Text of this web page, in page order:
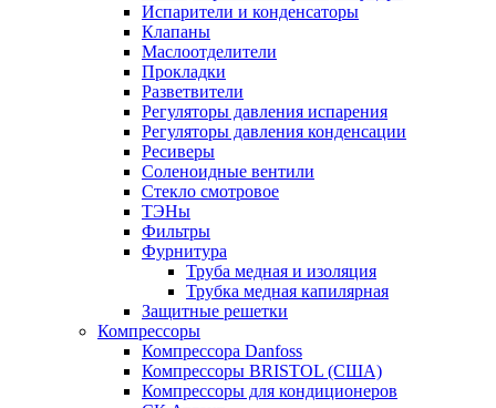
Испарители и конденсаторы
Клапаны
Маслоотделители
Прокладки
Разветвители
Регуляторы давления испарения
Регуляторы давления конденсации
Ресиверы
Соленоидные вентили
Стекло смотровое
ТЭНы
Фильтры
Фурнитура
Труба медная и изоляция
Трубка медная капилярная
Защитные решетки
Компрессоры
Компрессора Danfoss
Компрессоры BRISTOL (США)
Компрессоры для кондиционеров